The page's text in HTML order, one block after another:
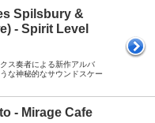
Spilsbury &
- Spirit Level
ス奏者による新作アルバ
な神秘的なサウンドスケー
- Mirage Cafe